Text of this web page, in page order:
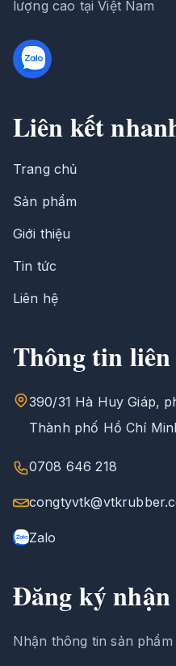
lượng cao tại Việt Nam
Liên kết
Trang chủ
Sản phẩm
Giới thiệu
Tin tức
Liên hệ
Thông tin liên
390/31 Hà Huy Giáp,
Thành phố Hồ Chí
0708 646 218
Zalo
Đăng ký
Nhận thông tin sản